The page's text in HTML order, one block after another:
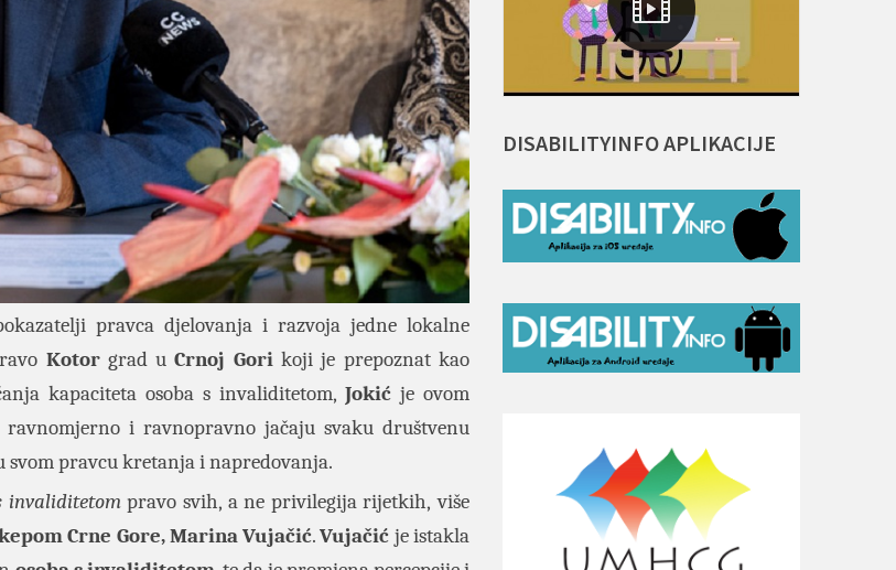
pravca djelovanja i razvoja jedne lokalne
Kotorgrad uCrnoj Gorikoji je prepoznat kao
kapaciteta osoba s invaliditetom, Jokićje ovom
i ravnopravno jačaju svaku društvenu
svom pravcu kretanja i napredovanja.
invaliditetompravo svih, a ne privilegija rijetkih, više
Crne Gore, Marina Vujačić.Vujačić je istakla
DISABILITYINFOAPLIKACIJE